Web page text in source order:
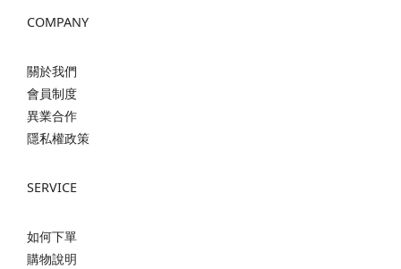
COMPANY
關於我們
會員制度
異業合作
隱私權政策
SERVICE
如何下單
購物說明